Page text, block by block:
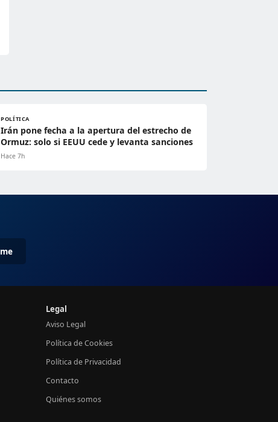
POLÍTICA
Irán pone fecha a la apertura del estrecho de
Ormuz: solo si EEUU cede y levanta sanciones
Hace 7h
Legal
Aviso Legal
Política de Cookies
Política de Privacidad
Contacto
Quiénes somos